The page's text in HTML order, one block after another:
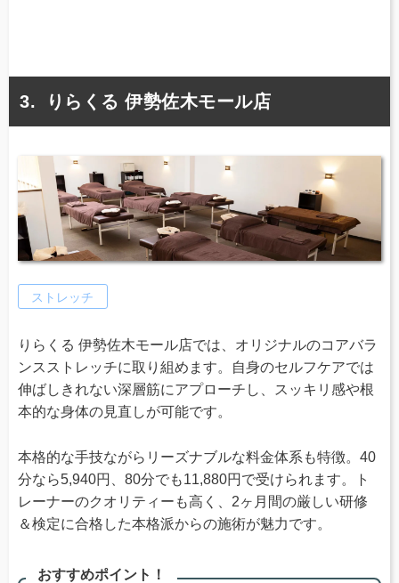
りらくる 伊勢佐木モール店
ストレッチ
りらくる 伊勢佐木モール店では、オリジナルのコアバラ
ンスストレッチに取り組めます。自身のセルフケアでは
伸ばしきれない深層筋にアプローチし、スッキリ感や根
本的な身体の見直しが可能です。
本格的な手技ながらリーズナブルな料金体系も特徴。40
分なら5,940円、80分でも11,880円で受けられます。ト
レーナーのクオリティーも高く、2ヶ月間の厳しい研修
＆検定に合格した本格派からの施術が魅力です。
おすすめポイント！